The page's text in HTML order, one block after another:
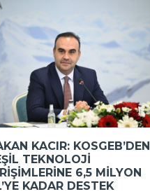
KACIR: KOSGEB’DEN
TEKNOLOJI
6,5 MILYON
KADAR DESTEK